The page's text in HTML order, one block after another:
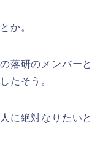
か。
落研のメンバーと
たそう。
に絶対なりたいと